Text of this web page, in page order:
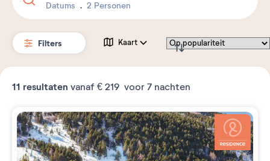
Datums 2 Personen
Filters Kaart
11 resultaten vanaf € 219 voor 7 nachten